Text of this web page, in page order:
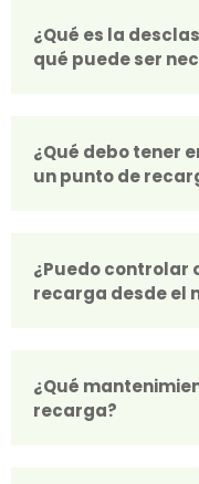
¿Qué es la
qué puede ser
¿Qué debo tener
un punto de
¿Puedo controlar
recarga desde el
¿Qué
recarga?